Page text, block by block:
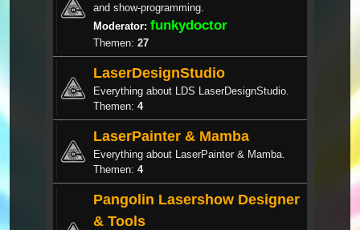
and show-programming.
Moderator: funkydoctor
Themen: 27
LaserDesignStudio
Everything about LDS LaserDesignStudio.
Themen: 4
LaserPainter & Mamba
Everything about LaserPainter & Mamba.
Themen: 4
Pangolin Lasershow Designer
& Tools